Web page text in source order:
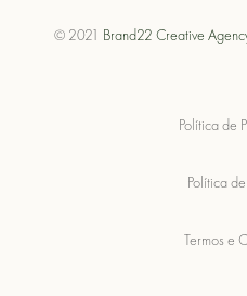
© 2021 Brand22 Creative
Política de
Política
Termos e